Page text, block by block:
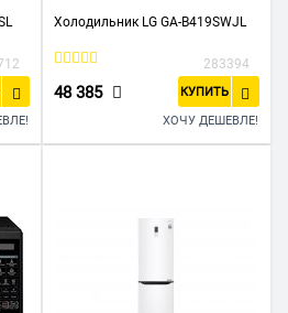
Холодильник LG GA-B419SWJL
283394
48 385 КУПИТЬ
ХОЧУ ДЕШЕВЛЕ!